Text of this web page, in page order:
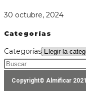
30 octubre, 2024
Categorías
Categorías
Copyright© Almificar 2021